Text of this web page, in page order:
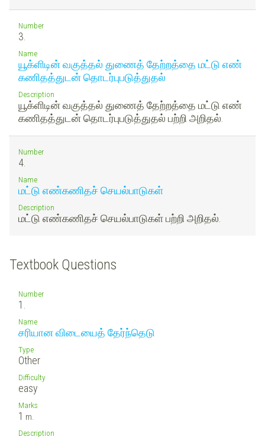
Number
3.
Name
யூக்ளிடின் வகுத்தல் துணைத் தேற்றத்தை மட்டு எண்
கணிதத்துடன் தொடர்புபடுத்துதல்
Description
யூக்ளிடின் வகுத்தல் துணைத் தேற்றத்தை மட்டு எண்
கணிதத்துடன் தொடர்புபடுத்துதல் பற்றி அறிதல்.
Number
4.
Name
மட்டு எண்கணிதச் செயல்பாடுகள்
Description
மட்டு எண்கணிதச் செயல்பாடுகள் பற்றி அறிதல்.
Textbook Questions
Number
1.
Name
சரியான விடையைத் தேர்ந்தெடு
Type
Other
Difficulty
easy
Marks
1 m.
Description